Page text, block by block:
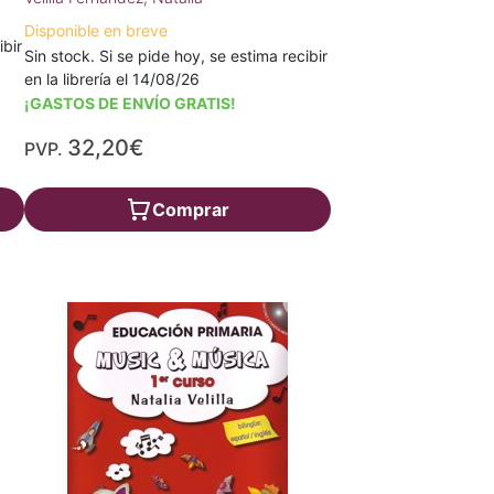
Disponible en breve
Sin stock. Si se pide hoy, se estima recibir
en la librería el 14/08/26
¡GASTOS DE ENVÍO GRATIS!
PVP. 32,20€
Comprar